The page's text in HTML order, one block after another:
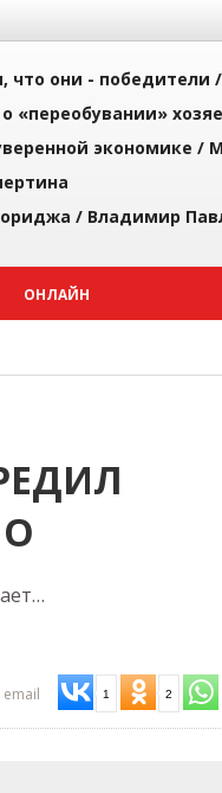
что они - победители /
«переобувании»
экономике /
/ Владимир
ОНЛАЙН
email 1 2